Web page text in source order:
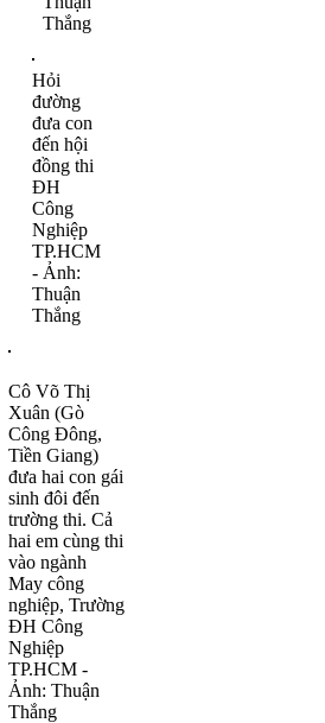
Thắng
Hỏi
đường
đưa con
đến hội
đồng thi
ĐH
Công
Nghiệp
TP.HCM
- Ảnh:
Thuận
Thắng
Cô Võ Thị
Xuân (Gò
Công Đông,
Tiền Giang)
đưa hai con gái
sinh đôi đến
trường thi. Cả
hai em cùng thi
vào ngành
May công
nghiệp, Trường
ĐH Công
Nghiệp
TP.HCM -
Ảnh: Thuận
Thắng